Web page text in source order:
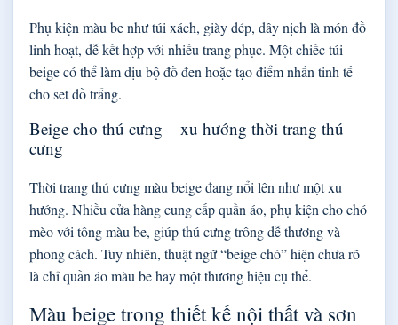
Phụ kiện màu be như túi xách, giày dép, dây nịch là món đồ
linh hoạt, dễ kết hợp với nhiều trang phục. Một chiếc túi
beige có thể làm dịu bộ đồ đen hoặc tạo điểm nhấn tinh tế
cho set đồ trắng.
Beige cho thú cưng – xu hướng thời trang thú
cưng
Thời trang thú cưng màu beige đang nổi lên như một xu
hướng. Nhiều cửa hàng cung cấp quần áo, phụ kiện cho chó
mèo với tông màu be, giúp thú cưng trông dễ thương và
phong cách. Tuy nhiên, thuật ngữ “beige chó” hiện chưa rõ
là chỉ quần áo màu be hay một thương hiệu cụ thể.
Màu beige trong thiết kế nội thất và sơn